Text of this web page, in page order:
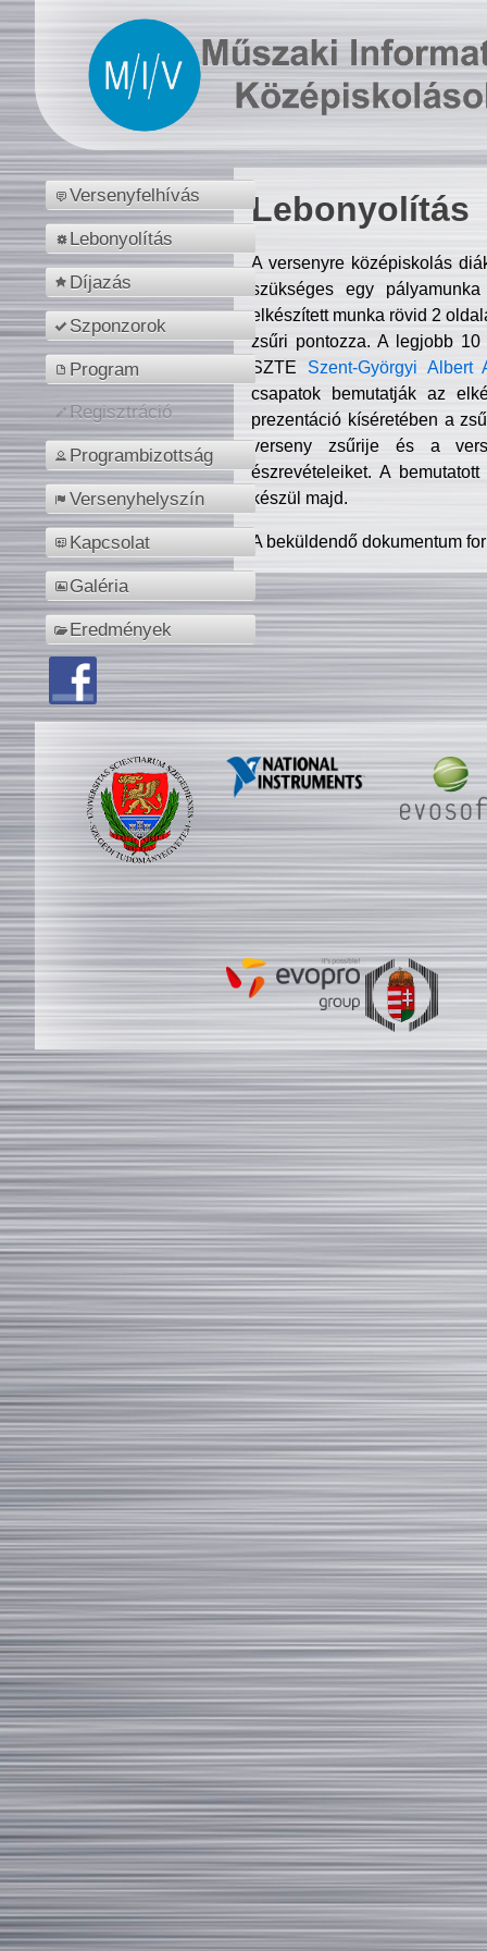
Versenyfelhívás
Lebonyolítás
Díjazás
Szponzorok
Program
Regisztráció
Programbizottság
Versenyhelyszín
Kapcsolat
Galéria
Eredmények
Lebonyolítás
A versenyre középiskolás
szükséges egy
elkészített munka rövid 2
zsűri pontozza. A legjobb
SZTE Szent-Györgyi Albert
csapatok bemutatják az
prezentáció kíséretében a
verseny zsűrije és a
észrevételeiket. A
készül majd.
A beküldendő dokumentum